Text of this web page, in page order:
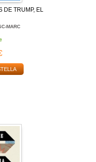
DE TRUMP, EL
MARC